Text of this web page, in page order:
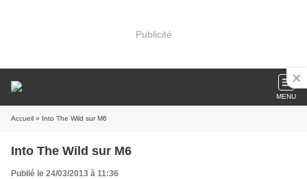
Publicité
MENU
Accueil » Into The Wild sur M6
Into The Wild sur M6
Publié le 24/03/2013 à 11:36